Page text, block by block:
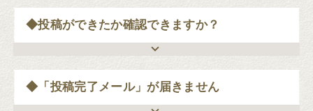
◆投稿ができたか確認できますか？
◆「投稿完了メール」が届きません